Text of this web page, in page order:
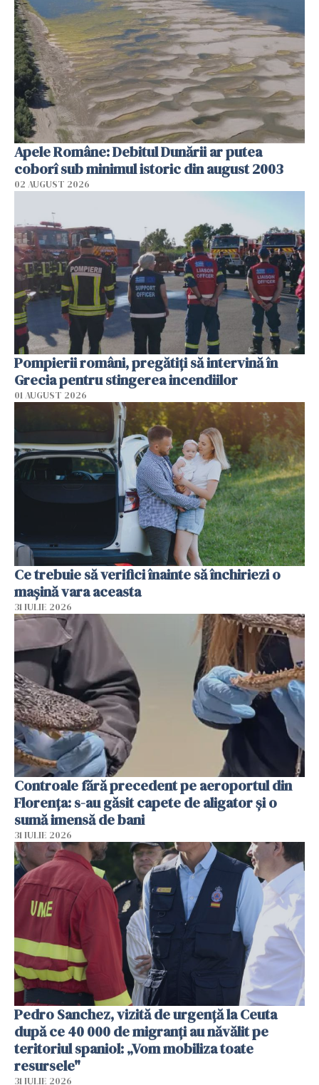
Apele Române: Debitul Dunării ar putea
coborî sub minimul istoric din august 2003
02 AUGUST 2026
Pompierii români, pregătiţi să intervină în
Grecia pentru stingerea incendiilor
01 AUGUST 2026
Ce trebuie să verifici înainte să închiriezi o
mașină vara aceasta
31 IULIE 2026
Controale fără precedent pe aeroportul din
Florența: s-au găsit capete de aligator și o
sumă imensă de bani
31 IULIE 2026
Pedro Sanchez, vizită de urgență la Ceuta
după ce 40 000 de migranți au năvălit pe
teritoriul spaniol: „Vom mobiliza toate
resursele"
31 IULIE 2026